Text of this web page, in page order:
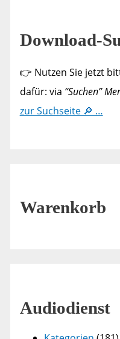
Download-
👉 Nutzen Sie jetzt
dafür: via “Suchen”
zur Suchseite 🔎 …
Warenkorb
Audiodienst